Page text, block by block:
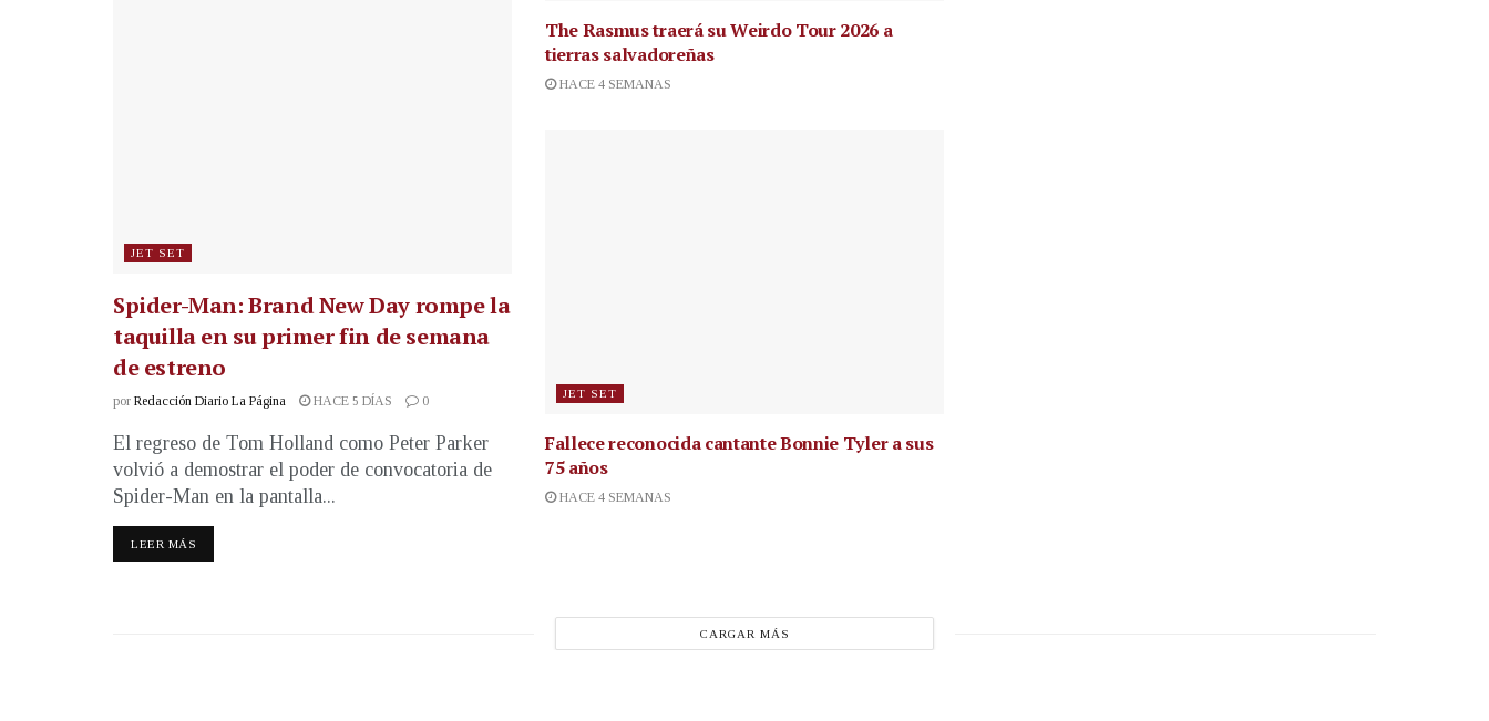
JET SET
Spider-Man: Brand New Day rompe la
taquilla en su primer fin de semana
de estreno
por Redacción Diario La Página HACE 5 DÍAS 0
El regreso de Tom Holland como Peter Parker
volvió a demostrar el poder de convocatoria de
Spider-Man en la pantalla...
LEER MÁS
The Rasmus traerá su Weirdo Tour 2026 a
tierras salvadoreñas
HACE 4 SEMANAS
JET SET
Fallece reconocida cantanteBonnie Tyler a sus
75 años
HACE 4 SEMANAS
CARGAR MÁS